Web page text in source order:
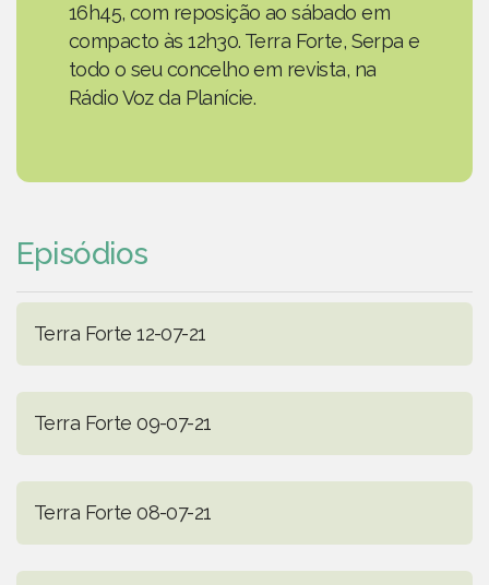
16h45, com reposição ao sábado em
compacto às 12h30. Terra Forte, Serpa e
todo o seu concelho em revista, na
Rádio Voz da Planície.
Episódios
Terra Forte 12-07-21
Terra Forte 09-07-21
Terra Forte 08-07-21